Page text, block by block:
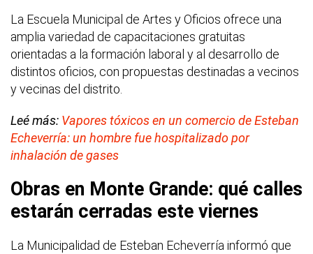
La Escuela Municipal de Artes y Oficios ofrece una
amplia variedad de capacitaciones gratuitas
orientadas a la formación laboral y al desarrollo de
distintos oficios, con propuestas destinadas a vecinos
y vecinas del distrito.
Leé más: Vapores tóxicos en un comercio de Esteban
Echeverría: un hombre fue hospitalizado por
inhalación de gases
Obras en Monte Grande: qué calles
estarán cerradas este viernes
La Municipalidad de Esteban Echeverría informó que